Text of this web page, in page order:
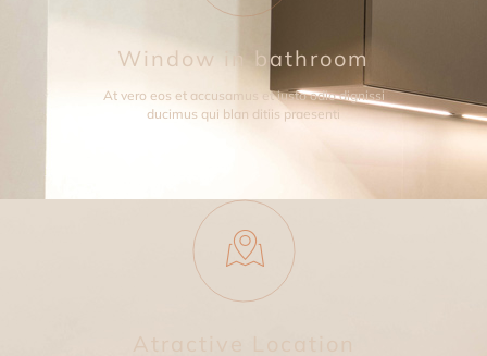
Window in bathroom
At vero eos et accusamus et iusto odio dignissi
ducimus qui blan ditiis praesenti